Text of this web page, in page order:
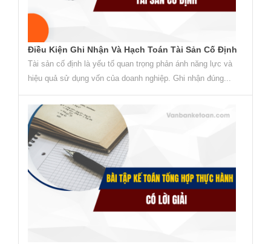
Điều Kiện Ghi Nhận Và Hạch Toán Tài Sản Cố Định
Tài sản cố định là yếu tố quan trọng phản ánh năng lực và
hiệu quả sử dụng vốn của doanh nghiệp. Ghi nhận đúng...